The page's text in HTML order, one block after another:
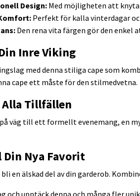
Design:Med möjligheten att
Perfekt för kalla vinterdagar
Den rena vita färgen gör den enkel
Inre Viking
med denna stiliga cape som
cape ett måste för den stilmedvetna.
Tillfällen
väg till ett formellt evenemang, en
Din Nya Favorit
en älskad del av din garderob.
och upptäck denna och många fler